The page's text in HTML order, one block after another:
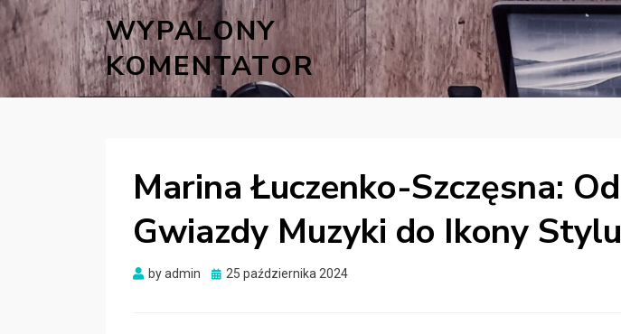
WYPALONY
KOMENTATOR
Marina Łuczenko-Szczęsna: Od
Gwiazdy Muzyki do Ikony Stylu
byadmin
Posted
25 października 2024